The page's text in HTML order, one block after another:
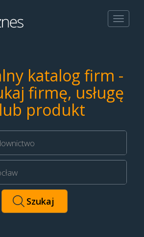
Toggle
katalog firm -
firmę, usługę
lub produkt